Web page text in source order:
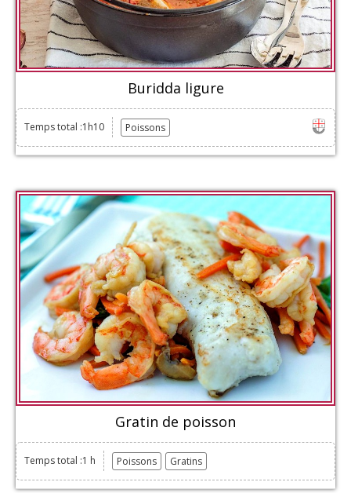
Buridda ligure
Temps total :1h10 Poissons
Gratin de poisson
Temps total :1 h Poissons Gratins